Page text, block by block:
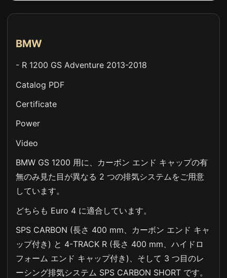
BMW
- R 1200 GS Adventure 2013-2018
Catalog PDF
Certificate
Power
Video
BMW GS 1200 用に、カーボン エンド キャップの有
無のみ見た目が異なる 2 つの排気システムをご用意
しています。
どちらも Euro 4 に適合しています。
SPS CARBON (長さ 400 mm、カーボン エンド キャ
ップ付き) と 4-TRACK R (長さ 400 mm、ハイドロ
フォーム エンド キャップ付き)、そして 3 つ目のレ
ーシング排気システム SPS CARBON SHORT です。